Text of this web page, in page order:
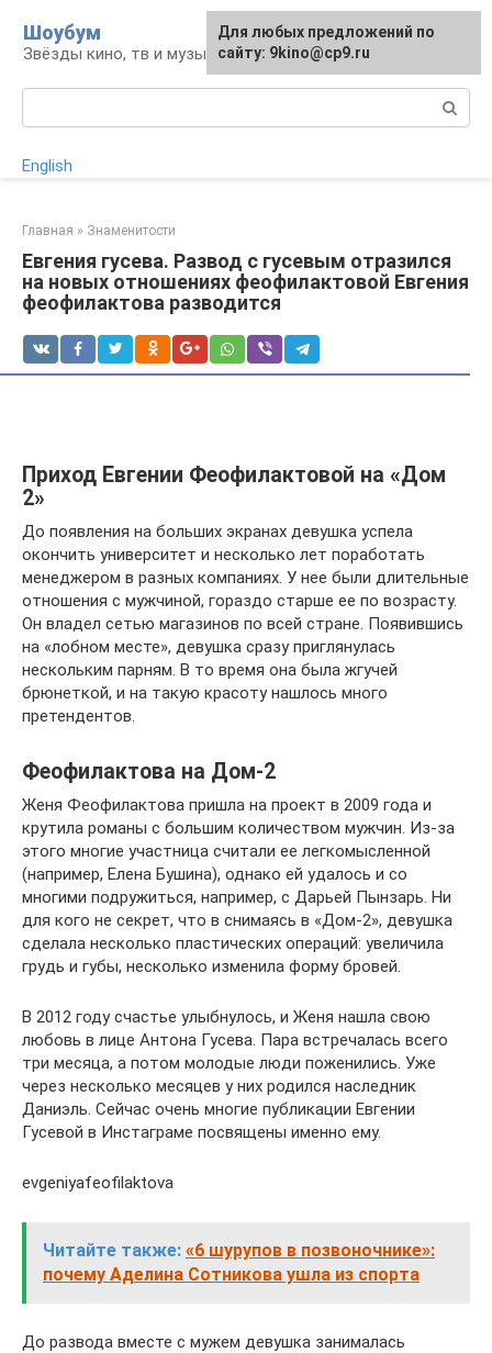
контенту
Шоубум
Звёзды кино, тв и музыки
English
Главная » Знаменитости
Евгения гусева. Развод с гусевым отразился
на новых отношениях феофилактовой Евгения
феофилактова разводится
Приход Евгении Феофилактовой на «Дом
2»
До появления на больших экранах девушка успела
окончить университет и несколько лет поработать
менеджером в разных компаниях. У нее были длительные
отношения с мужчиной, гораздо старше ее по возрасту.
Он владел сетью магазинов по всей стране. Появившись
на «лобном месте», девушка сразу приглянулась
нескольким парням. В то время она была жгучей
брюнеткой, и на такую красоту нашлось много
претендентов.
Феофилактова на Дом-2
Женя Феофилактова пришла на проект в 2009 года и
крутила романы с большим количеством мужчин. Из-за
этого многие участница считали ее легкомысленной
(например, Елена Бушина), однако ей удалось и со
многими подружиться, например, с Дарьей Пынзарь. Ни
для кого не секрет, что в снимаясь в «Дом-2», девушка
сделала несколько пластических операций: увеличила
грудь и губы, несколько изменила форму бровей.
В 2012 году счастье улыбнулось, и Женя нашла свою
любовь в лице Антона Гусева. Пара встречалась всего
три месяца, а потом молодые люди поженились. Уже
через несколько месяцев у них родился наследник
Даниэль. Сейчас очень многие публикации Евгении
Гусевой в Инстаграме посвящены именно ему.
evgeniyafeofilaktova
Читайте также: «6 шурупов в позвоночнике»:
почему Аделина Сотникова ушла из спорта
До развода вместе с мужем девушка занималась
Для любых предложений по
сайту: 9kino@cp9.ru